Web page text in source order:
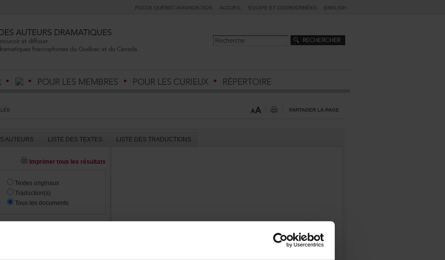
FOCUSQUÉBECAVIGNON2026 ACCUEIL ÉQUIPEETCOORDONNÉES ENGLISH
PARTAGERLAPAGE
LISTEDESTEXTES LISTEDESTRADUCTIONS
Imprimertouslesrésultats
Textesoriginaux
Traduction(s)
Touslesdocuments